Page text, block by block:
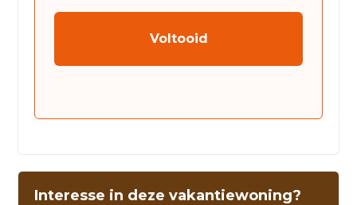
Interesse in deze vakantiewoning?